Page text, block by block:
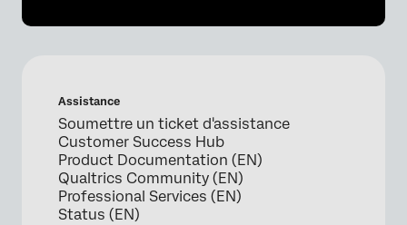
Assistance
Soumettre un ticket d'assistance
Customer Success Hub
Product Documentation (EN)
Qualtrics Community (EN)
Professional Services (EN)
Status (EN)